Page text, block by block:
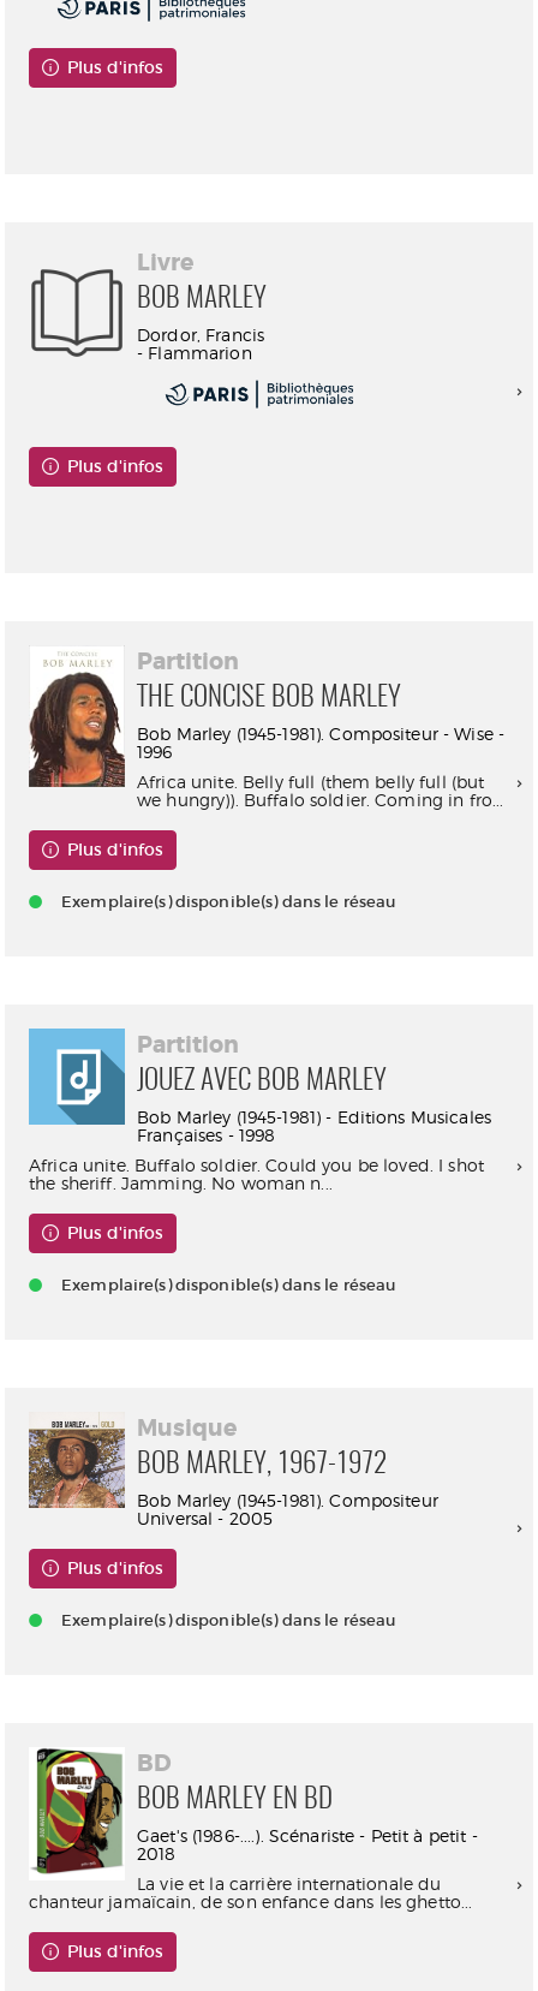
Plus d'infos
Livre
BOB MARLEY
Dordor, Francis
- Flammarion
Plus d'infos
Partition
THE CONCISE BOB MARLEY
Bob Marley (1945-1981). Compositeur - Wise -
1996
Africa unite. Belly full (them belly full (but
we hungry)). Buffalo soldier. Coming in fro...
Plus d'infos
Exemplaire(s) disponible(s) dans le réseau
Partition
JOUEZ AVEC BOB MARLEY
Bob Marley (1945-1981) - Editions Musicales
Françaises - 1998
Africa unite. Buffalo soldier. Could you be loved. I shot
the sheriff. Jamming. No woman n...
Plus d'infos
Exemplaire(s) disponible(s) dans le réseau
Musique
BOB MARLEY, 1967-1972
Bob Marley (1945-1981). Compositeur
Universal - 2005
Plus d'infos
Exemplaire(s) disponible(s) dans le réseau
BD
BOB MARLEY EN BD
Gaet's (1986-....). Scénariste - Petit à petit -
2018
La vie et la carrière internationale du
chanteur jamaïcain, de son enfance dans les ghetto...
Plus d'infos